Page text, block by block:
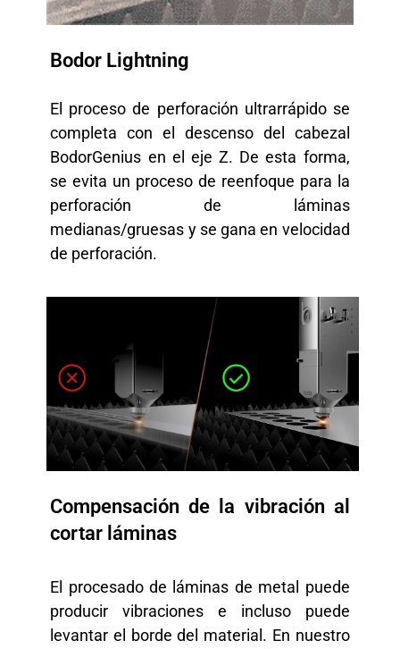
Bodor Lightning
El proceso de perforación ultrarrápido se
completa con el descenso del cabezal
BodorGenius en el eje Z. De esta forma,
se evita un proceso de reenfoque para la
perforación de láminas
medianas/gruesas y se gana en velocidad
de perforación.
Compensación de la vibración al
cortar láminas
El procesado de láminas de metal puede
producir vibraciones e incluso puede
levantar el borde del material. En nuestro